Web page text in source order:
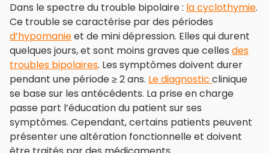
Dans le spectre du trouble bipolaire : la cyclothymie.
Ce trouble se caractérise par des périodes
d’hypomanieet de mini dépression. Elles qui durent
quelques jours, et sont moins graves que celles des
troubles bipolaires. Les symptômes doivent durer
pendant une période ≥ 2 ans. Le diagnostic clinique
se base sur les antécédents. La prise en charge
passe part l’éducation du patient sur ses
symptômes. Cependant, certains patients peuvent
présenter une altération fonctionnelle et doivent